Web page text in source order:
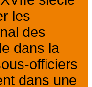
les
des
dans la
officiers
dans une